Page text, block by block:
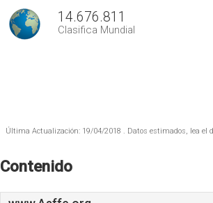
14.676.811
Clasifica Mundial
Última Actualización: 19/04/2018 . Datos estimados, lea el
Contenido